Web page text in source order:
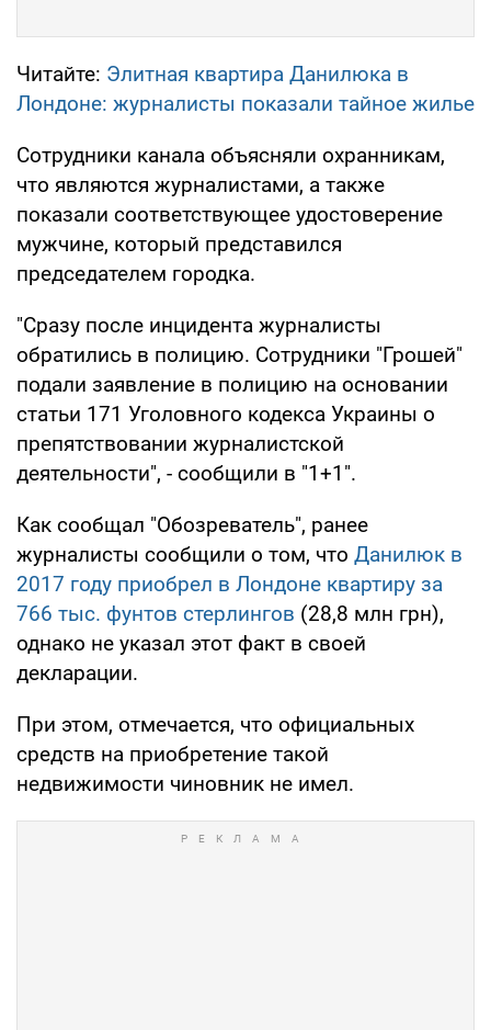
Читайте: Элитная квартира Данилюка в
Лондоне: журналисты показали тайное жилье
Сотрудники канала объясняли охранникам,
что являются журналистами, а также
показали соответствующее удостоверение
мужчине, который представился
председателем городка.
"Сразу после инцидента журналисты
обратились в полицию. Сотрудники "Грошей"
подали заявление в полицию на основании
статьи 171 Уголовного кодекса Украины о
препятствовании журналистской
деятельности", - сообщили в "1+1".
Как сообщал "Обозреватель", ранее
журналисты сообщили о том, что Данилюк в
2017 году приобрел в Лондоне квартиру за
766 тыс. фунтов стерлингов (28,8 млн грн),
однако не указал этот факт в своей
декларации.
При этом, отмечается, что официальных
средств на приобретение такой
недвижимости чиновник не имел.